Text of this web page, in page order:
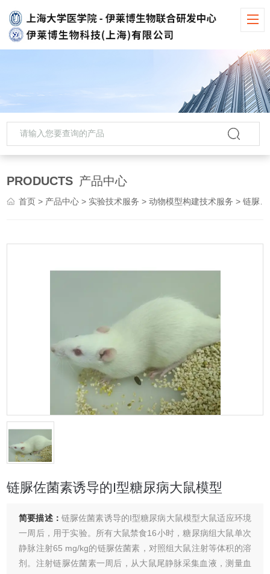
PRODUCTS 产品中心
首页 > 产品中心 > 实验技术服务 >动物模型构建技术服务 > 链脲佐菌素诱导的I型糖尿病大鼠模型
链脲佐菌素诱导的I型糖尿病大鼠模型
简要描述： 链脲佐菌素诱导的I型糖尿病大鼠模型大鼠适应环境
一周后，用于实验。所有大鼠禁食16小时，糖尿病组大鼠单次
静脉注射65 mg/kg的链脲佐菌素，对照组大鼠注射等体积的溶
剂。注射链脲佐菌素一周后，从大鼠尾静脉采集血液，测量血